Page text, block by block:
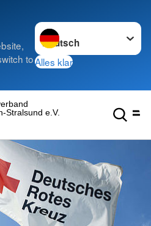
to
Sprache wechseln zu
Alles klar
Stralsund e.V.